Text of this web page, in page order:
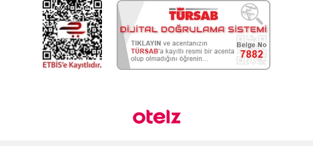
İşlem rehberi
Koşullar ve şartlar
Aydınlatma metni